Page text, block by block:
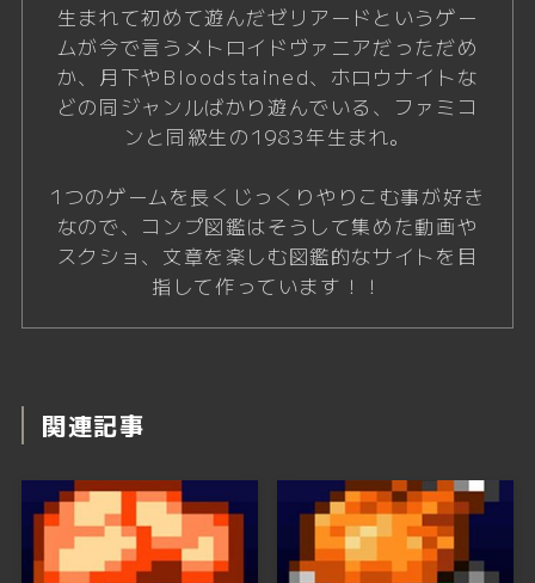
生まれて初めて遊んだゼリアードというゲー
ムが今で言うメトロイドヴァニアだっただめ
か、月下やBloodstained、ホロウナイトな
どの同ジャンルばかり遊んでいる、ファミコ
ンと同級生の1983年生まれ。
1つのゲームを長くじっくりやりこむ事が好き
なので、コンプ図鑑はそうして集めた動画や
スクショ、文章を楽しむ図鑑的なサイトを目
指して作っています！！
関連記事